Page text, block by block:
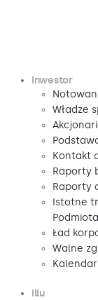
Inwestor
Władze
Kontakt
Raporty
Raporty
Istotne
Ład
Walne
illu